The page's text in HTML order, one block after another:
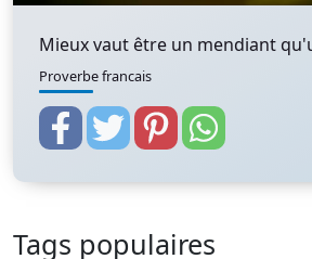
Mieux vaut être un mendiant
Proverbe francais
Tags populaires